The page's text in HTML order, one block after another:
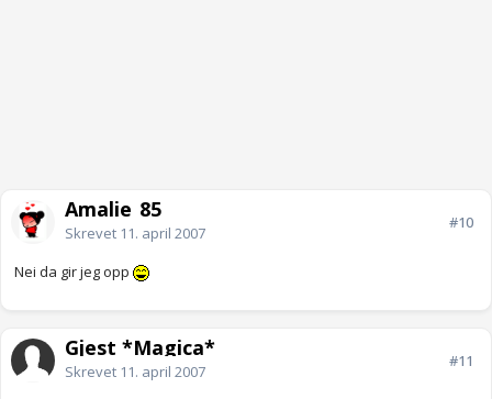
Amalie_85
Skrevet 11. april 2007
#10
Nei da gir jeg opp
Gjest *Magica*
Skrevet 11. april 2007
#11